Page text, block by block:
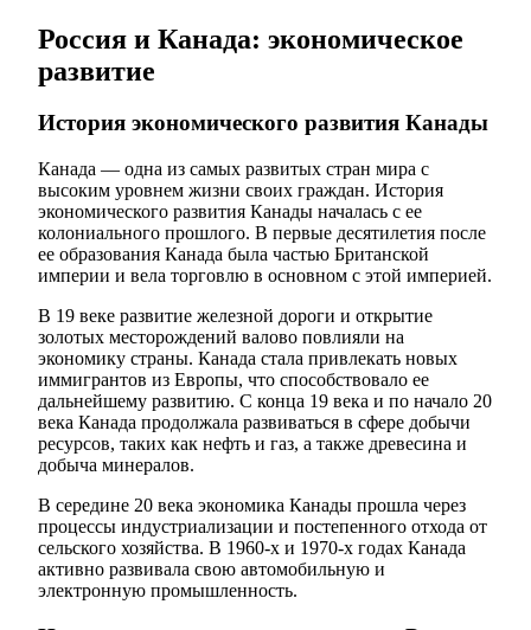
Россия и Канада: экономическое
развитие
История экономического развития Канады
Канада — одна из самых развитых стран мира с
высоким уровнем жизни своих граждан. История
экономического развития Канады началась с ее
колониального прошлого. В первые десятилетия после
ее образования Канада была частью Британской
империи и вела торговлю в основном с этой империей.
В 19 веке развитие железной дороги и открытие
золотых месторождений валово повлияли на
экономику страны. Канада стала привлекать новых
иммигрантов из Европы, что способствовало ее
дальнейшему развитию. С конца 19 века и по начало 20
века Канада продолжала развиваться в сфере добычи
ресурсов, таких как нефть и газ, а также древесина и
добыча минералов.
В середине 20 века экономика Канады прошла через
процессы индустриализации и постепенного отхода от
сельского хозяйства. В 1960-х и 1970-х годах Канада
активно развивала свою автомобильную и
электронную промышленность.